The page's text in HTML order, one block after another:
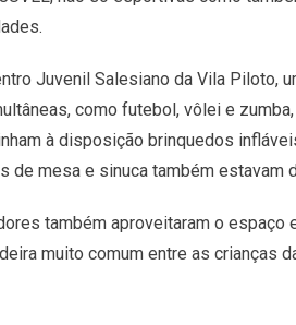
Juvenil Salesiano da Vila Piloto,
como futebol, vôlei e
à disposição brinquedos
de mesa e sinuca também estavam
também aproveitaram o espaço
muito comum entre as crianças